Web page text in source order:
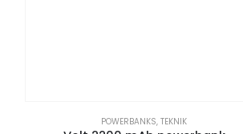
POWERBANKS,TEKNIK